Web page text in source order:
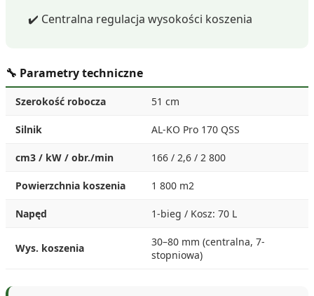
✔️ Centralna regulacja wysokości koszenia
🔧 Parametry techniczne
Szerokość robocza 51 cm
Silnik AL-KO Pro 170 QSS
cm3 / kW / obr./min 166 / 2,6 / 2 800
Powierzchnia koszenia 1 800 m2
Napęd 1-bieg / Kosz: 70 L
Wys. koszenia
30–80 mm (centralna, 7-
stopniowa)